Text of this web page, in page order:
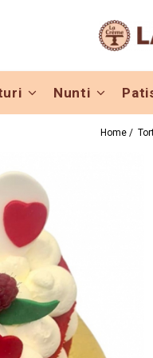
Nunti
Home /